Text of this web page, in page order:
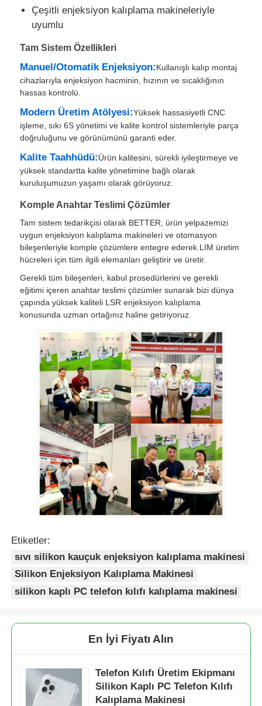
Silikon Enjeksiyon Kalıplama Makinesi
LSR dozlama sistemi
Aşırı kalıplama makinesi
Enjeksiyon kalıplama makinesi aksesuarları
Sıvı silikon kauçuk enjeksiyon kalıplaması
Silikon kauçuk enjeksiyon kalıplama
Çeşitli enjeksiyon kalıplama makineleriyle
uyumlu
Tam Sistem Özellikleri
Manuel/Otomatik Enjeksiyon:Kullanışlı kalıp montaj
cihazlarıyla enjeksiyon hacminin, hızının ve sıcaklığının
hassas kontrolü.
Modern Üretim Atölyesi:Yüksek hassasiyetli CNC
işleme, sıkı 6S yönetimi ve kalite kontrol sistemleriyle parça
doğruluğunu ve görünümünü garanti eder.
Kalite Taahhüdü:Ürün kalitesini, sürekli iyileştirmeye ve
yüksek standartta kalite yönetimine bağlı olarak
kuruluşumuzun yaşamı olarak görüyoruz.
Komple Anahtar Teslimi Çözümler
Tam sistem tedarikçisi olarak BETTER, ürün yelpazemizi
uygun enjeksiyon kalıplama makineleri ve otomasyon
bileşenleriyle komple çözümlere entegre ederek LIM üretim
hücreleri için tüm ilgili elemanları geliştirir ve üretir.
Gerekli tüm bileşenleri, kabul prosedürlerini ve gerekli
eğitimi içeren anahtar teslimi çözümler sunarak bizi dünya
çapında yüksek kaliteli LSR enjeksiyon kalıplama
konusunda uzman ortağınız haline getiriyoruz.
Etiketler:
sıvı silikon kauçuk enjeksiyon kalıplama makinesi
Silikon Enjeksiyon Kalıplama Makinesi
silikon kaplı PC telefon kılıfı kalıplama makinesi
En İyi Fiyatı Alın
Telefon Kılıfı Üretim Ekipmanı
Silikon Kaplı PC Telefon Kılıfı
Kalıplama Makinesi